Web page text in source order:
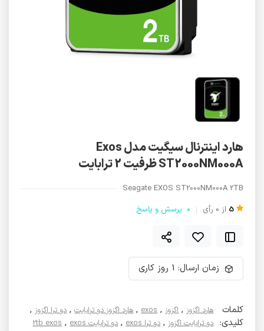
هارد اینترنال سیگیت مدل Exos
ST2000NM000A ظرفیت 2 ترابایت
Seagate EXOS ST2000NM000A 2TB
5 از 0 رأی 0 پرسش و پاسخ
زمان ارسال: 1 روز کاری
کلمات
کلیدی:
هارد اگزوز,اگزوز,
exos
,هارد اگزوز دو ترابایت,دو ترا اگزوز,
دو ترابایت اگزوز,دو ترا exos ,دو ترابایت exos ,
2tb exos